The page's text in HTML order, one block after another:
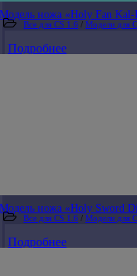
Модель ножа «Holy Fan Kal-
Все для CS 1.6 / Модели для
Подробнее
Модель ножа «Holy Sword
Все для CS 1.6 / Модели для
Подробнее